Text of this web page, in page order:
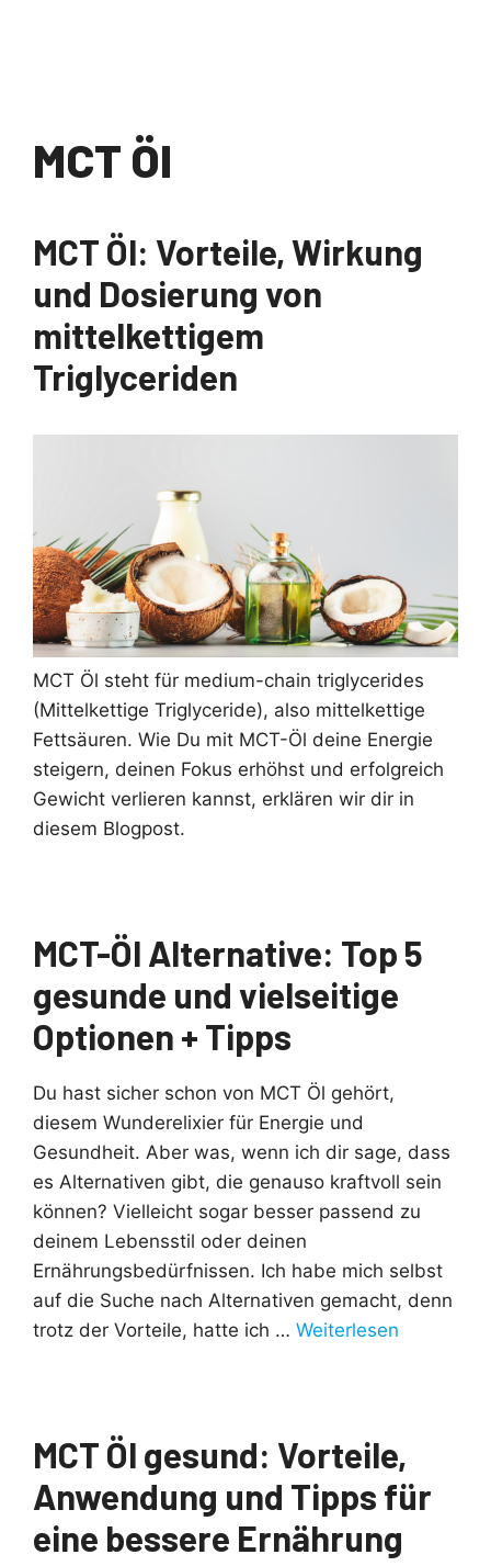
MCT Öl
MCT Öl: Vorteile, Wirkung
und Dosierung von
mittelkettigem
Triglyceriden
MCT Öl steht für medium-chain triglycerides
(Mittelkettige Triglyceride), also mittelkettige
Fettsäuren. Wie Du mit MCT-Öl deine Energie
steigern, deinen Fokus erhöhst und erfolgreich
Gewicht verlieren kannst, erklären wir dir in
diesem Blogpost.
MCT-Öl Alternative: Top 5
gesunde und vielseitige
Optionen + Tipps
Du hast sicher schon von MCT Öl gehört,
diesem Wunderelixier für Energie und
Gesundheit. Aber was, wenn ich dir sage, dass
es Alternativen gibt, die genauso kraftvoll sein
können? Vielleicht sogar besser passend zu
deinem Lebensstil oder deinen
Ernährungsbedürfnissen. Ich habe mich selbst
auf die Suche nach Alternativen gemacht, denn
trotz der Vorteile, hatte ich … Weiterlesen
MCT Öl gesund: Vorteile,
Anwendung und Tipps für
eine bessere Ernährung